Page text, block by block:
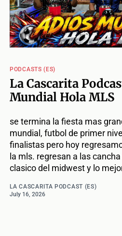
PODCASTS (ES)
La Cascarita
Mundial Hola MLS
se termina la fiesta mas
mundial, futbol de primer
finalistas pero hoy
la mls. regresan a las
clasico del midwest y lo
LA CASCARITA PODCAST (ES)
July 16, 2026